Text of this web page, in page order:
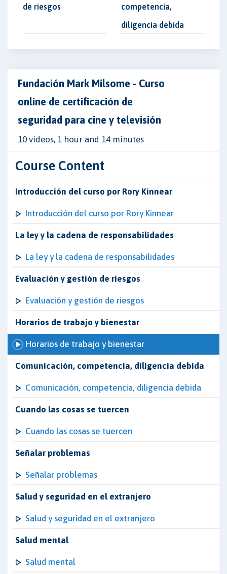
de riesgos
competencia,
diligencia debida
Fundación Mark Milsome - Curso
online de certificación de
seguridad para cine y televisión
10 videos, 1 hour and 14 minutes
Course Content
Introducción del curso por Rory Kinnear
Introducción del curso por Rory Kinnear
La ley y la cadena de responsabilidades
La ley y la cadena de responsabilidades
Evaluación y gestión de riesgos
Evaluación y gestión de riesgos
Horarios de trabajo y bienestar
Horarios de trabajo y bienestar
Comunicación, competencia, diligencia debida
Comunicación, competencia, diligencia debida
Cuando las cosas se tuercen
Cuando las cosas se tuercen
Señalar problemas
Señalar problemas
Salud y seguridad en el extranjero
Salud y seguridad en el extranjero
Salud mental
Salud mental